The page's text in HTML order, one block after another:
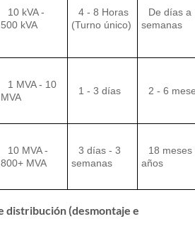
10 kVA -
500 kVA
4 - 8 Horas
(Turno único)
De días a
semanas
1 MVA - 10
MVA
1 - 3 días 2 - 6
10 MVA -
800+ MVA
3 días - 3
semanas
18 meses
años
distribución (desmontaje e